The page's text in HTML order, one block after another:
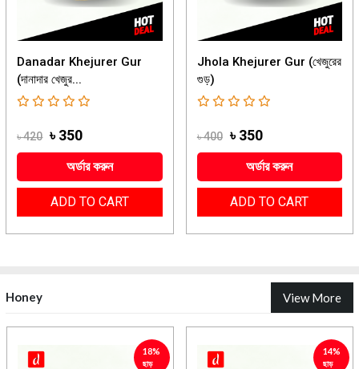
Danadar Khejurer Gur
(দানাদার খেজুর...
৳ 420 ৳ 350
অর্ডার করুন
ADD TO CART
Jhola Khejurer Gur (খেজুরের
গুড়)
৳ 400 ৳ 350
অর্ডার করুন
ADD TO CART
Honey View More
18%
ছাড়
14%
ছাড়